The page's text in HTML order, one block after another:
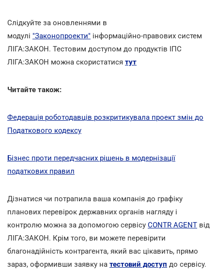
Слідкуйте за оновленнями в
модулі "Законопроекти" інформаційно-правових систем
ЛІГА:ЗАКОН. Тестовим доступом до продуктів ІПС
ЛІГА:ЗАКОН можна скористатися тут
Читайте також:
Федерація роботодавців розкритикувала проект змін до
Податкового кодексу
Бізнес проти передчасних рішень в модернізації
податкових правил
Дізнатися чи потрапила ваша компанія до графіку
планових перевірок державних органів нагляду і
контролю можна за допомогою сервісу CONTR AGENT від
ЛІГА:ЗАКОН. Крім того, ви можете перевірити
благонадійність контрагента, який вас цікавить, прямо
зараз, оформивши заявку на тестовий доступ до сервісу.